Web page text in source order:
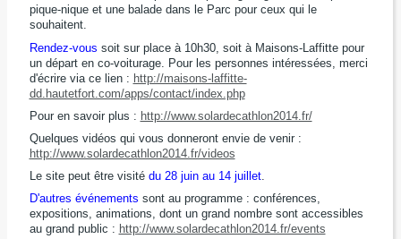
pique-nique et une balade dans le Parc pour ceux qui le
souhaitent.
Rendez-vous soit sur place à 10h30, soit à Maisons-Laffitte pour
un départ en co-voiturage. Pour les personnes intéressées, merci
d'écrire via ce lien : http://maisons-laffitte-
dd.hautetfort.com/apps/contact/index.php
Pour en savoir plus : http://www.solardecathlon2014.fr/
Quelques vidéos qui vous donneront envie de venir :
http://www.solardecathlon2014.fr/videos
Le site peut être visité du 28 juin au 14 juillet.
D'autres événements sont au programme : conférences,
expositions, animations, dont un grand nombre sont accessibles
au grand public : http://www.solardecathlon2014.fr/events